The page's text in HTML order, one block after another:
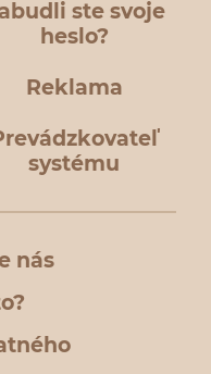
ste svoje
heslo?
Reklama
systému
nás